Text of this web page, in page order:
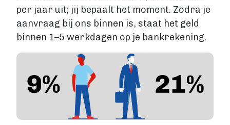
per jaar uit; jij bepaalt het moment. Zodra je
aanvraag bij ons binnen is, staat het geld
binnen 1–5 werkdagen op je bankrekening.
Image